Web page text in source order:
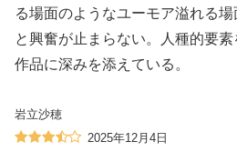
る場面のようなユーモア溢れる
と興奮が止まらない。人種的要素
作品に深みを添えている。
岩立沙穂
2025年12月4日